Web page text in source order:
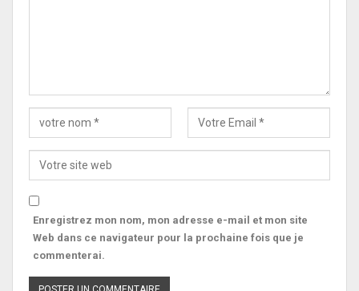
Enregistrez mon nom, mon adresse e-mail et mon site
Web dans ce navigateur pour la prochaine fois que je
commenterai.